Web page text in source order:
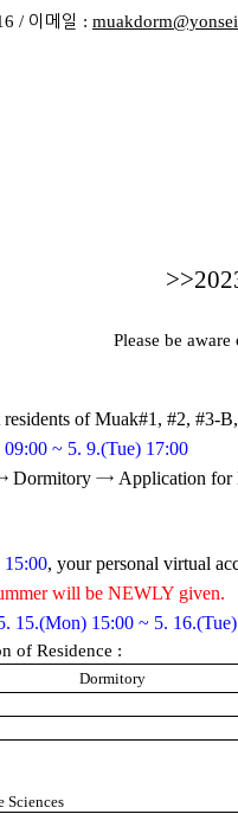
/ 이메일 :
Please be
of Muak#1, #2, #3-
~ 5. 9.(Tue) 17:00
Dormitory → Application for
15:00, your personal virtual
will be NEWLY given.
15.(Mon) 15:00 ~ 5.
of Residence :
Dormitory
Sciences